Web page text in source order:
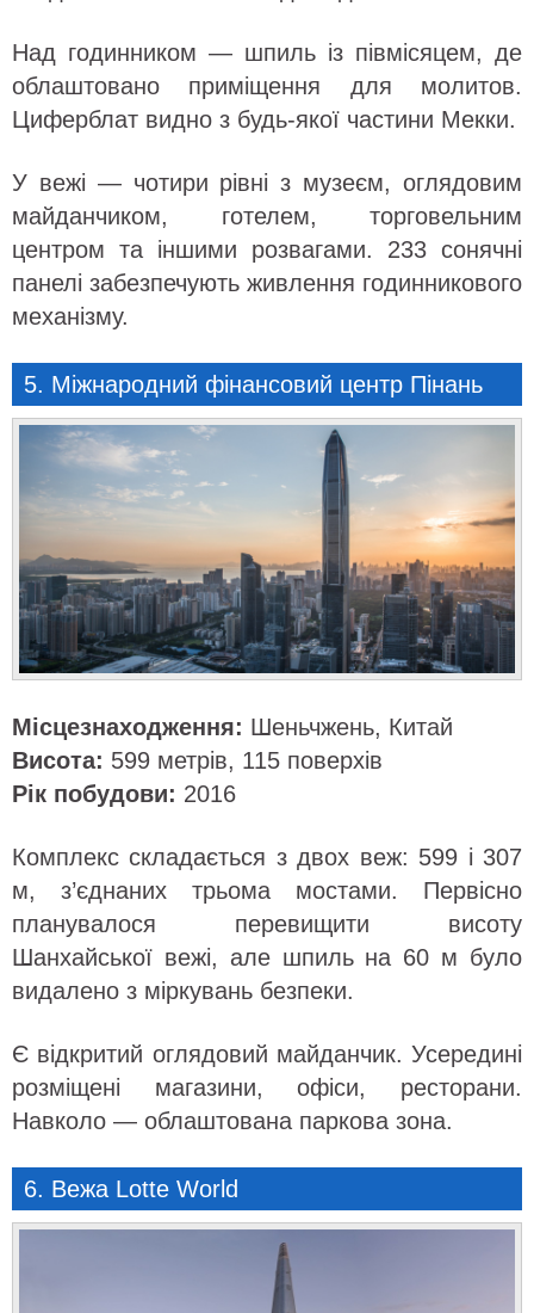
Над годинником — шпиль із півмісяцем, де
облаштовано приміщення для молитов.
Циферблат видно з будь-якої частини Мекки.
У вежі — чотири рівні з музеєм, оглядовим
майданчиком, готелем, торговельним
центром та іншими розвагами. 233 сонячні
панелі забезпечують живлення годинникового
механізму.
5. Міжнародний фінансовий центр Пінань
Місцезнаходження: Шеньчжень, Китай
Висота: 599 метрів, 115 поверхів
Рік побудови: 2016
Комплекс складається з двох веж: 599 і 307
м, з’єднаних трьома мостами. Первісно
планувалося перевищити висоту
Шанхайської вежі, але шпиль на 60 м було
видалено з міркувань безпеки.
Є відкритий оглядовий майданчик. Усередині
розміщені магазини, офіси, ресторани.
Навколо — облаштована паркова зона.
6. Вежа Lotte World